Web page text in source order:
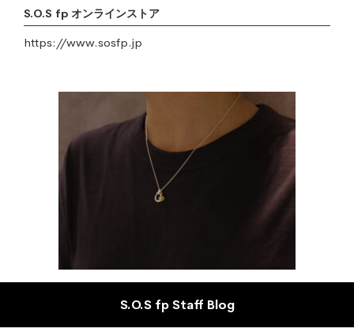
S.O.S fp オンラインストア
https://www.sosfp.jp
S.O.S fp Staff Blog